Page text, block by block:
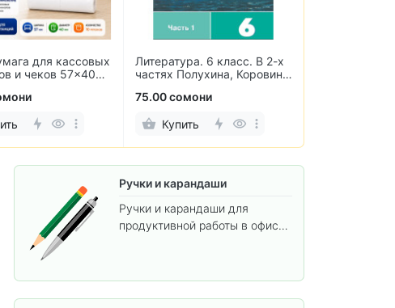
для кассовых
и чеков 57×40
Литература. 6 класс. В 2-х
частях Полухина, Коровина,
75.00 сомони
Купить
Ручки и карандаши
Ручки и карандаши для
продуктивной работы в офисе